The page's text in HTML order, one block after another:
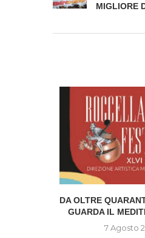
MIGLIORE
DA OLTRE
GUARDA IL
7 Agosto